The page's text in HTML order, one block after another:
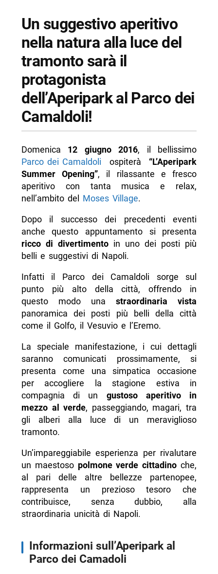
Un suggestivo aperitivo
nella natura alla luce del
tramonto sarà il
protagonista
dell’Aperipark al Parco dei
Camaldoli!
Domenica 12 giugno 2016, il bellissimo
Parco dei Camaldoli ospiterà “L’Aperipark
Summer Opening”, il rilassante e fresco
aperitivo con tanta musica e relax,
nell’ambito del Moses Village.
Dopo il successo dei precedenti eventi
anche questo appuntamento si presenta
ricco di divertimentoin uno dei posti più
belli e suggestivi di Napoli.
Infatti il Parco dei Camaldoli sorge sul
punto più alto della città, offrendo in
questo modo unastraordinaria
vista
panoramica dei posti più belli della città
come il Golfo, il Vesuvio e l’Eremo.
La speciale manifestazione, i cui dettagli
saranno comunicati prossimamente, si
presenta come una simpatica occasione
per accogliere la stagione estiva in
compagnia di un gustoso aperitivo in
mezzo al verde, passeggiando, magari, tra
gli alberi alla luce di un meraviglioso
tramonto.
Un’impareggiabile esperienza per rivalutare
un maestosopolmone verde cittadino che,
al pari delle altre bellezze partenopee,
rappresenta un prezioso tesoro che
contribuisce, senza dubbio, alla
straordinaria unicità di Napoli.
Informazioni sull’Aperipark al
Parco dei Camadoli